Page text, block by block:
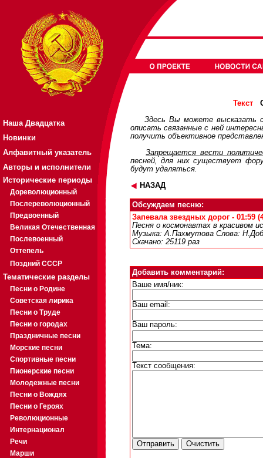
Наша Двадцатка
Новинки
Алфавитный указатель
Авторы и исполнители
Исторические периоды
Дореволюционный
Послереволюционный
Предвоенный
Великая Отечественная
Послевоенный
Оттепель
Поздний СССР
Тематические разделы
Песни о Родине
Советская лирика
Песни о Труде
Песни о городах
Праздничные песни
Морские песни
Спортивные песни
Пионерские песни
Молодежные песни
Песни о Вождях
Песни о Героях
Революционные
Интернационал
Речи
Марши
Текст
Здесь Вы можете высказать
описать связанные с ней
получить объективное
Запрещается вести
песней, для них существует
будут удаляться.
НАЗАД
Обсуждаем песню:
Запевала звездных дорог - 01:59
Песня о космонавтах в красивом
Музыка: А.Пахмутова Слова:
Скачано: 25119 раз
Добавить комментарий:
Ваше имя/ник:
Ваш email:
Ваш пароль:
Тема:
Текст сообщения: